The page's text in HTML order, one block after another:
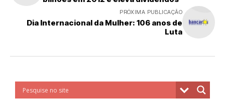
PRÓXIMA PUBLICAÇÃO
Dia Internacional da Mulher: 106 anos de
Luta